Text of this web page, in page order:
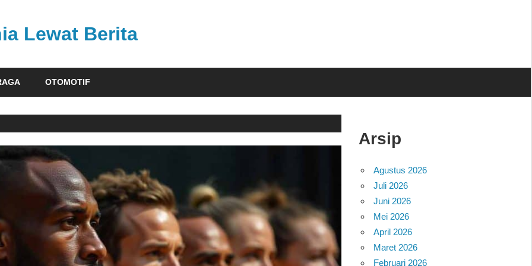
Lewat Berita
OTOMOTIF
Arsip
Agustus 2026
Juli 2026
Juni 2026
Mei 2026
April 2026
Maret 2026
Februari 2026